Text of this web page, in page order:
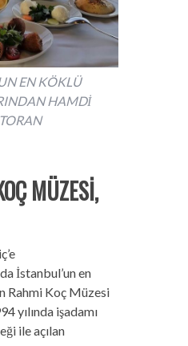
EN KÖKLÜ
HAMDİ
MÜZESİ,
İstanbul’un en
Rahmi Koç Müzesi
yılında işadamı
ile açılan